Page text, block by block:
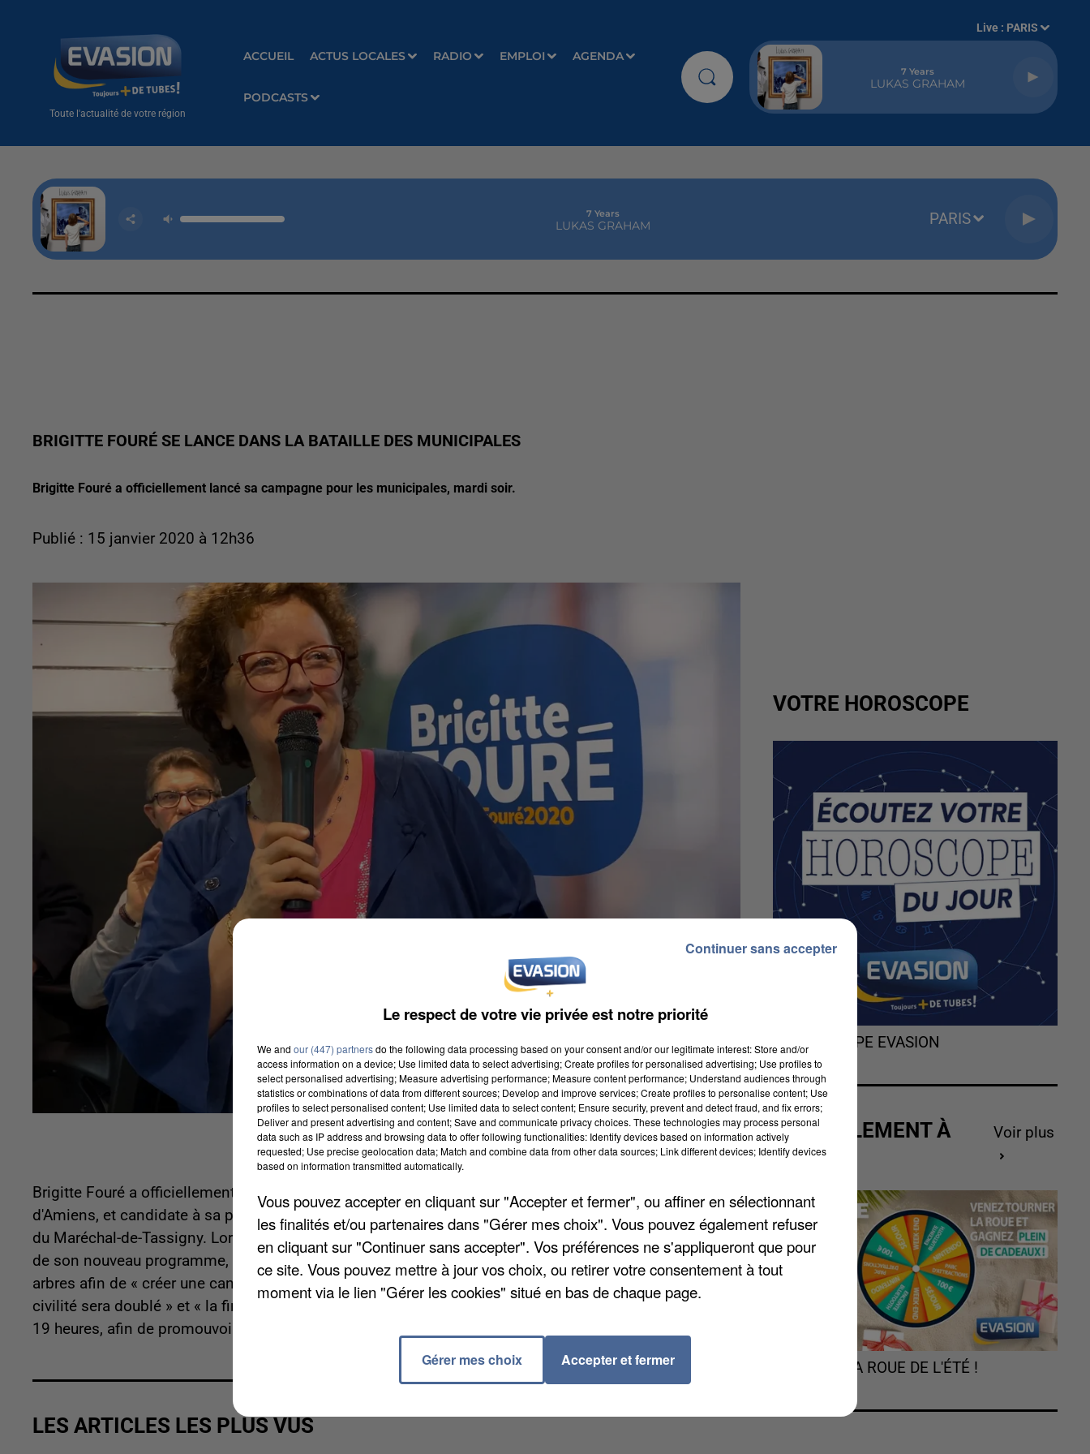
Toute l'actualité de votre région
ACCUEIL ACTUS LOCALES RADIO EMPLOI AGENDA
PODCASTS
Live : PARIS
7 Years
LUKAS GRAHAM
7 Years
LUKAS GRAHAM PARIS
BRIGITTE FOURÉ SE LANCE DANS LA BATAILLE DES MUNICIPALES
Brigitte Fouré a officiellement lancé sa campagne pour les municipales, mardi soir.
Publié : 15 janvier 2020 à 12h36
Brigitte Fouré a officiellement lancé sa campagne pour les municipales, mardi soir. L'actuelle maire
d'Amiens, et candidate à sa propre succession a notamment inauguré son QG de campagne, au 6, rue
du Maréchal-de-Tassigny. Lors de son discours de lancement, l'édile a annoncé trois mesures phares
de son nouveau programme, rapporte Le Courrier Picard . Elle a ainsi promis de planter de nombreux
arbres afin de « créer une canopée urbaine », elle a également annoncé que « l'effectif de la brigade de
civilité sera doublé » et « la fin du stationnement payant en centre-ville sera fixée à 17 heures au lieu de
19 heures, afin de promouvoir le commerce ».
LES ARTICLES LES PLUS VUS
VOTRE HOROSCOPE
L'HOROSCOPE EVASION
ACTUELLEMENT À
GAGNER
Voir plus
TOURNEZ LA ROUE DE L'ÉTÉ !
Le respect de votre vie privée est notre priorité
We and our (447) partnersdo the following data processing based on your consent and/or our legitimate interest: Store and/or
access information on a device; Use limited data to select advertising; Create profiles for personalised advertising; Use profiles to
select personalised advertising; Measure advertising performance; Measure content performance; Understand audiences through
statistics or combinations of data from different sources; Develop and improve services; Create profiles to personalise content; Use
profiles to select personalised content; Use limited data to select content; Ensure security, prevent and detect fraud, and fix errors;
Deliver and present advertising and content; Save and communicate privacy choices. These technologies may process personal
data such as IP address and browsing data to offer following functionalities: Identify devices based on information actively
requested; Use precise geolocation data; Match and combine data from other data sources; Link different devices; Identify devices
based on information transmitted automatically.
Vous pouvez accepter en cliquant sur "Accepter et fermer", ou affiner en sélectionnant
les finalités et/ou partenaires dans "Gérer mes choix". Vous pouvez également refuser
en cliquant sur "Continuer sans accepter". Vos préférences ne s'appliqueront que pour
ce site. Vous pouvez mettre à jour vos choix, ou retirer votre consentement à tout
moment via le lien "Gérer les cookies" situé en bas de chaque page.
Gérer mes choix Accepter et fermer
Continuer sans accepter